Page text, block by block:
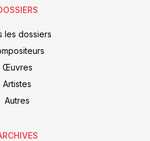
les dossiers
Œuvres
Artistes
Autres